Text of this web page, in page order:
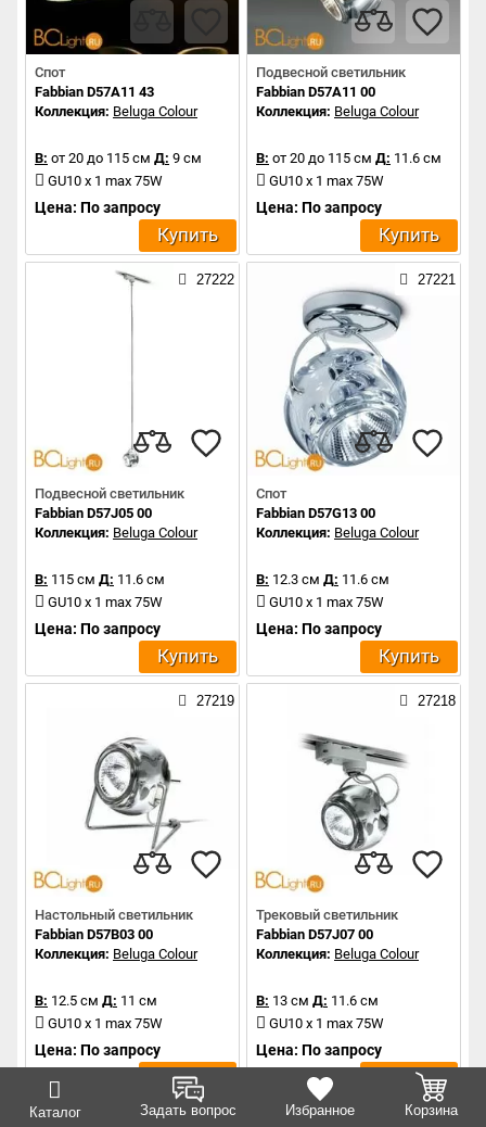
Каталог Задать вопрос Избранное Корзина
Спот
Fabbian D57A11 43
Коллекция: Beluga Colour
В: от 20 до 115 см Д: 9 см
GU10 x 1 max 75W
Цена: По запросу
Купить
Подвесной светильник
Fabbian D57A11 00
Коллекция: Beluga Colour
В: от 20 до 115 см Д: 11.6 см
GU10 x 1 max 75W
Цена: По запросу
Купить
27222
Подвесной светильник
Fabbian D57J05 00
Коллекция: Beluga Colour
В: 115 см Д: 11.6 см
GU10 x 1 max 75W
Цена: По запросу
Купить
27221
Спот
Fabbian D57G13 00
Коллекция: Beluga Colour
В: 12.3 см Д: 11.6 см
GU10 x 1 max 75W
Цена: По запросу
Купить
27219
Настольный светильник
Fabbian D57B03 00
Коллекция: Beluga Colour
В: 12.5 см Д: 11 см
GU10 x 1 max 75W
Цена: По запросу
Купить
27218
Трековый светильник
Fabbian D57J07 00
Коллекция: Beluga Colour
В: 13 см Д: 11.6 см
GU10 x 1 max 75W
Цена: По запросу
Купить
27216 27206